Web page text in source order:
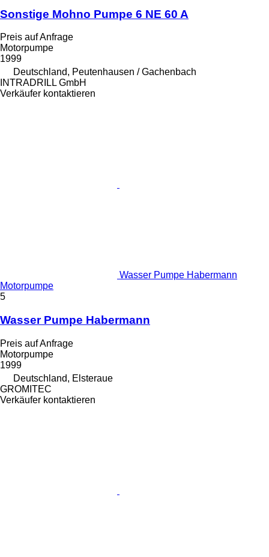
Sonstige Mohno Pumpe 6 NE 60 A
Preis auf Anfrage
Motorpumpe
1999
Deutschland, Peutenhausen / Gachenbach
INTRADRILL GmbH
Verkäufer kontaktieren
Wasser Pumpe Habermann
Motorpumpe
5
Wasser Pumpe Habermann
Preis auf Anfrage
Motorpumpe
1999
Deutschland, Elsteraue
GROMITEC
Verkäufer kontaktieren